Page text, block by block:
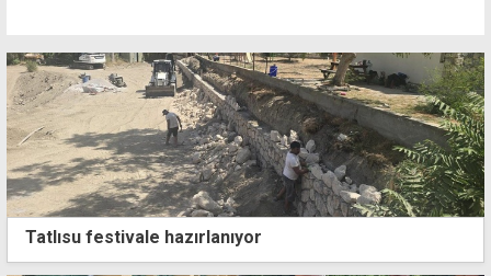
Tatlısu festivale hazırlanıyor